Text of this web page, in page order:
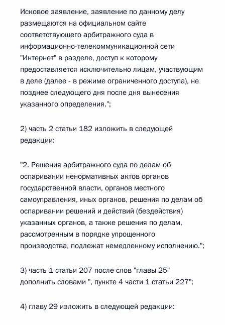
Исковое заявление, заявление по данному делу
размещаются на официальном сайте
соответствующего арбитражного суда в
информационно-телекоммуникационной сети
"Интернет" в разделе, доступ к которому
предоставляется исключительно лицам, участвующим
в деле (далее - в режиме ограниченного доступа), не
позднее следующего дня после дня вынесения
указанного определения.";
2) часть 2 статьи 182 изложить в следующей
редакции:
"2. Решения арбитражного суда по делам об
оспаривании ненормативных актов органов
государственной власти, органов местного
самоуправления, иных органов, решения по делам об
оспаривании решений и действий (бездействия)
указанных органов, а также решения по делам,
рассмотренным в порядке упрощенного
производства, подлежат немедленному исполнению.";
3) часть 1 статьи 207 после слов "главы 25"
дополнить словами ", пункте 4 части 1 статьи 227";
4) главу 29 изложить в следующей редакции: